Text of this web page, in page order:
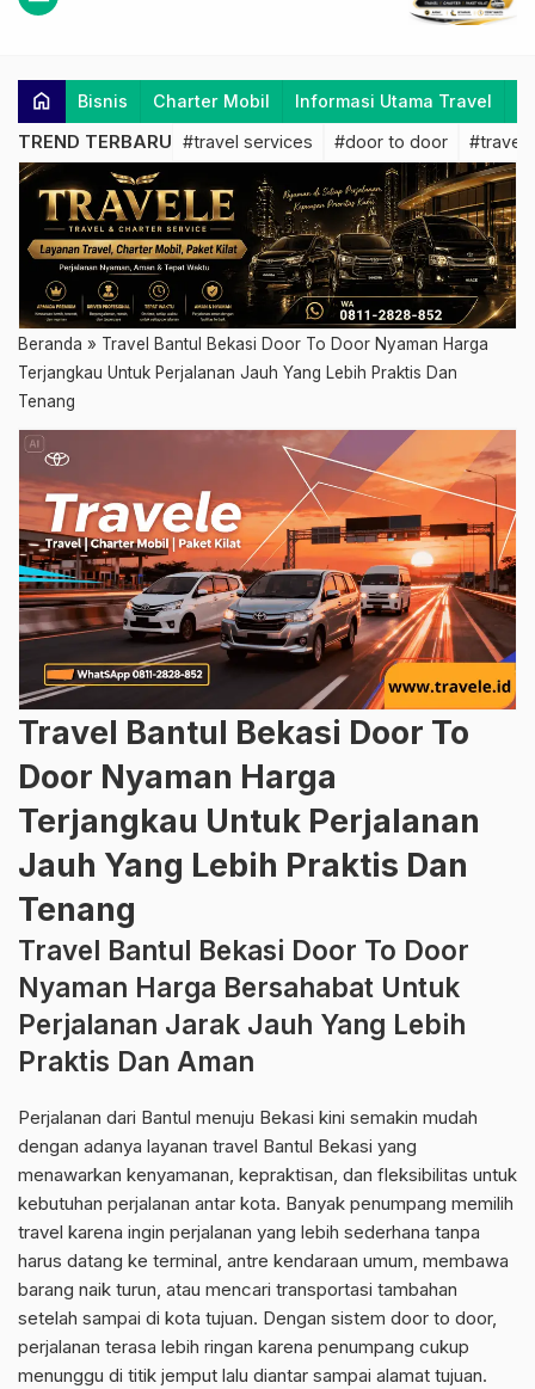
home Bisnis Charter Mobil Informasi Utama Travel
TREND TERBARU #travel services #door to door #travel
Beranda » Travel Bantul Bekasi Door To Door Nyaman Harga
Terjangkau Untuk Perjalanan Jauh Yang Lebih Praktis Dan
Tenang
Travel Bantul Bekasi Door To
Door Nyaman Harga
Terjangkau Untuk Perjalanan
Jauh Yang Lebih Praktis Dan
Tenang
Travel Bantul Bekasi Door To Door
Nyaman Harga Bersahabat Untuk
Perjalanan Jarak Jauh Yang Lebih
Praktis Dan Aman
Perjalanan dari Bantul menuju Bekasi kini semakin mudah
dengan adanya layanan travel Bantul Bekasi yang
menawarkan kenyamanan, kepraktisan, dan fleksibilitas untuk
kebutuhan perjalanan antar kota. Banyak penumpang memilih
travel karena ingin perjalanan yang lebih sederhana tanpa
harus datang ke terminal, antre kendaraan umum, membawa
barang naik turun, atau mencari transportasi tambahan
setelah sampai di kota tujuan. Dengan sistem door to door,
perjalanan terasa lebih ringan karena penumpang cukup
menunggu di titik jemput lalu diantar sampai alamat tujuan.